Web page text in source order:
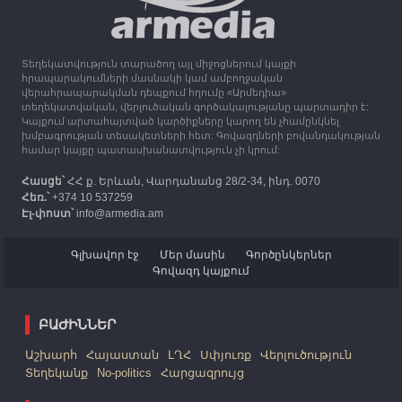
Միացյալ Թագավորությունը 1 միլիոն ֆունտ
ստեռլինգ կհատկացնի՝ աջակցելու Լեռնային
Ղարաբաղից բռնի տեղահանվածներին
12:25 30.09.2023
Հայաստան է ժամանել բռնի տեղահանված 100
հազար 417 արցախցի
Տեղեկատվություն տարածող այլ միջոցներում կայքի
հրապարակումների մասնակի կամ ամբողջական
վերահրապարակման դեպքում հղումը «Արմեդիա»
տեղեկատվական, վերլուծական գործակալությանը պարտադիր է:
Կայքում արտահայտված կարծիքները կարող են չհամընկնել
խմբագրության տեսակետների հետ: Գովազդների բովանդակության
համար կայքը պատասխանատվություն չի կրում:
Հասցե՝ՀՀ ք. Երևան, Վարդանանց 28/2-34, ինդ. 0070
Հեռ.՝+374 10 537259
Էլ-փոստ՝info@armedia.am
Գլխավոր էջ Մեր մասին
Գործընկերներ
Գովազդ կայքում
ԲԱԺԻՆՆԵՐ
Աշխարհ Հայաստան ԼՂՀ Սփյուռք
Վերլուծություն
Տեղեկանք
No-politics Հարցազրույց